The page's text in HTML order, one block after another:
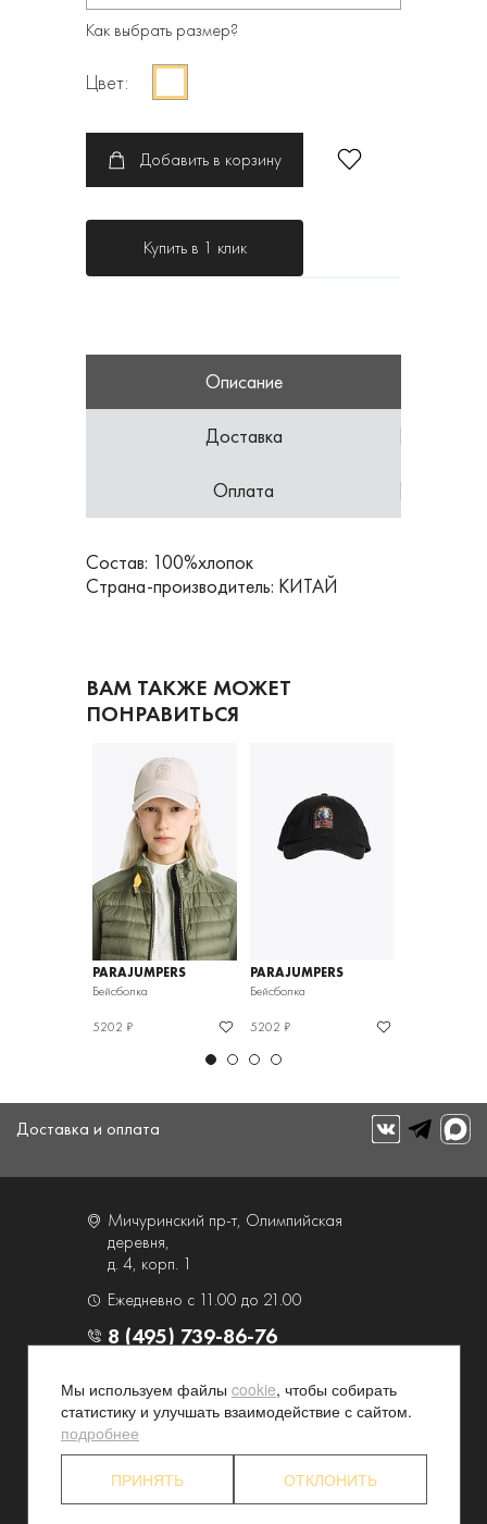
Как выбрать размер?
Цвет:
Добавить в корзину
Купить в 1 клик
Описание
Доставка
Оплата
Состав: 100%хлопок
Страна-производитель: КИТАЙ
ВАМ ТАКЖЕ МОЖЕТ
ПОНРАВИТЬСЯ
PARAJUMPERS
Бейсболка
5202 ₽
PARAJUMPERS
Бейсболка
5202 ₽
Доставка и оплата
Мичуринский пр-т, Олимпийская
деревня,
д. 4, корп. 1
Ежедневно с 11.00 до 21.00
8 (495) 739-86-76
О компании
Услуги
Контакты и схема проезда
Наши преимущества
Партнерские программы
Конфиденциальность
Акционерам
Мы используем файлы cookie, чтобы собирать
статистику и улучшать взаимодействие с сайтом.
подробнее
ПРИНЯТЬ ОТКЛОНИТЬ